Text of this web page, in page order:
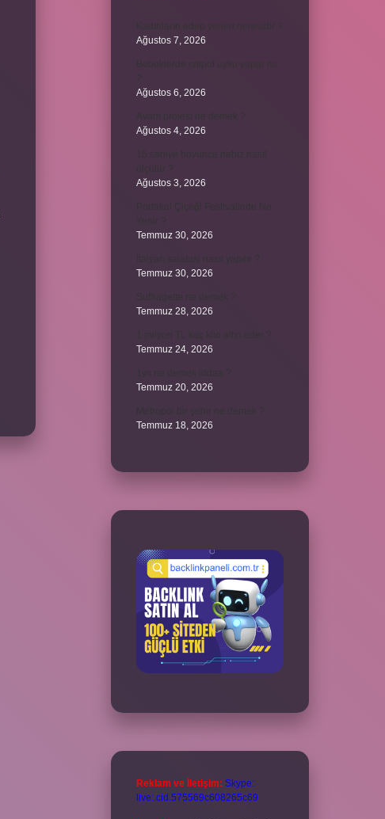
Ağustos 7, 2026
Ağustos 6, 2026
Ağustos 4, 2026
Ağustos 3, 2026
Temmuz 30, 2026
Temmuz 30, 2026
Temmuz 28, 2026
Temmuz 24, 2026
Temmuz 20, 2026
Temmuz 18, 2026
Reklam ve İletişim: Skype:
live:.cid.575569c608265c69